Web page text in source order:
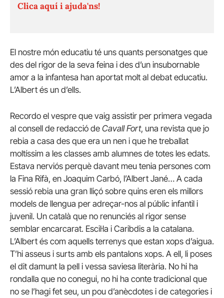
Clica aquí i ajuda'ns!
El nostre món educatiu té uns quants personatges que
des del rigor de la seva feina i des d’un insubornable
amor a la infantesa han aportat molt al debat educatiu.
L’Albert és un d’ells.
Recordo el vespre que vaig assistir per primera vegada
al consell de redacció de Cavall Fort, una revista que jo
rebia a casa des que era un nen i que he treballat
moltíssim a les classes amb alumnes de totes les edats.
Estava nerviós perquè davant meu tenia persones com
la Fina Rifà, en Joaquim Carbó, l’Albert Jané… A cada
sessió rebia una gran lliçó sobre quins eren els millors
models de llengua per adreçar-nos al públic infantil i
juvenil. Un català que no renunciés al rigor sense
semblar encarcarat. Escil·la i Caribdis a la catalana.
L’Albert és com aquells terrenys que estan xops d’aigua.
T’hi asseus i surts amb els pantalons xops. A ell, li poses
el dit damunt la pell i vessa saviesa literària. No hi ha
rondalla que no conegui, no hi ha conte tradicional que
no se l’hagi fet seu, un pou d’anècdotes i de categories i